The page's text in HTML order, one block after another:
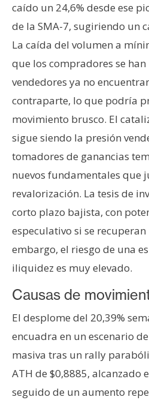
o
n
t
a
c
t
o
y
P
b
l
i
c
a
d
caído un 24,6% desde ese
de la SMA-7, sugiriendo un
La caída del volumen a
que los compradores se
vendedores ya no
contraparte, lo que podría
movimiento brusco. El
sigue siendo la presión
tomadores de ganancias
nuevos fundamentales que
revalorización. La tesis de
corto plazo bajista, con
especulativo si se
embargo, el riesgo de una
iliquidez es muy elevado.
Causas de
El desplome del 20,39%
encuadra en un escenario
masiva tras un rally
ATH de $0,8885, alcanzado
seguido de un aumento